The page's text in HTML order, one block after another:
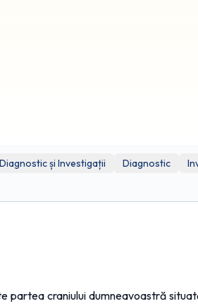
Diagnostic și Investigații Diagnostic
craniului dumneavoastră